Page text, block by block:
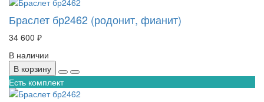
Браслет бр2462 (родонит, фианит)
34 600 ₽
В наличии
В корзину
Есть комплект